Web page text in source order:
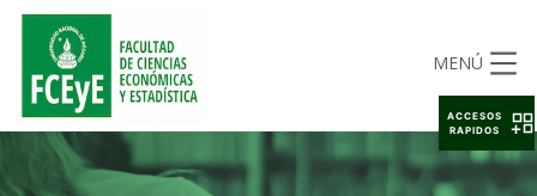
MENÚ
ACCESOS
RAPIDOS